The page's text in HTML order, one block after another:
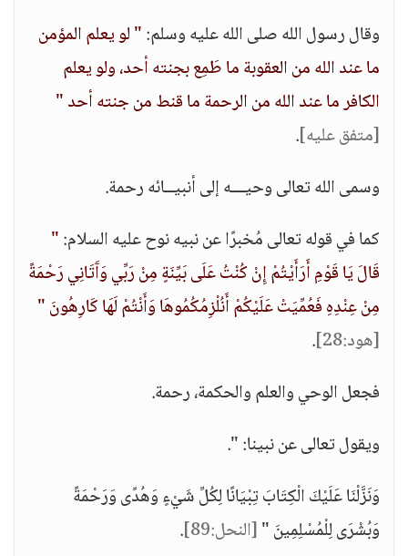
وقال رسول الله صلى الله عليه وسلم:" لو يعلم المؤمن
ما عند الله من العقوبة ما طَمِع بجنته أحد، ولو يعلم
الكافر ما عند الله من الرحمة ما قنط من جنته أحد "
[متفق عليه].
وسمى الله تعالى وحيـــه إلى أنبيــائه رحمة.
كما في قوله تعالى مُخبرًا عن نبيه نوح عليه السلام:"
قَالَ يَا قَوْمِ أَرَأَيْتُمْ إِنْ كُنْتُ عَلَى بَيِّنَةٍ مِنْ رَبِّي وَآَتَانِي رَحْمَةً
مِنْ عِنْدِهِ فَعُمِّيَتْ عَلَيْكُمْ أَنُلْزِمُكُمُوهَا وَأَنْتُمْ لَهَا كَارِهُونَ "
[هود:28]
.
فجعل الوحي والعلم والحكمة، رحمة.
ويقول تعالى عن نبينا: ".
وَنَزَّلْنَا عَلَيْكَ الْكِتَابَ تِبْيَانًا لِكُلِّ شَيْءٍ وَهُدًى وَرَحْمَةً
وَبُشْرَى لِلْمُسْلِمِينَ "[النحل:89]
.